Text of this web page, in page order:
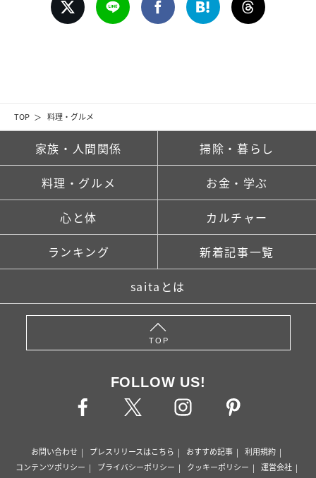
TOP 料理・グルメ
家族・人間関係 掃除・暮らし
料理・グルメ お金・学ぶ
心と体 カルチャー
ランキング 新着記事一覧
saitaとは
TOP
FOLLOW US!
お問い合わせ プレスリリースはこちら おすすめ記事
利用規約
コンテンツポリシー
プライバシーポリシー クッキーポリシー
運営会社